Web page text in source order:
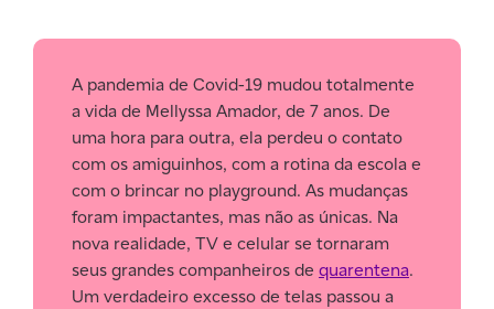
A pandemia de Covid-19 mudou totalmente
a vida de Mellyssa Amador, de 7 anos. De
uma hora para outra, ela perdeu o contato
com os amiguinhos, com a rotina da escola e
com o brincar no playground. As mudanças
foram impactantes, mas não as únicas. Na
nova realidade, TV e celular se tornaram
seus grandes companheiros de quarentena.
Um verdadeiro excesso de telas passou a